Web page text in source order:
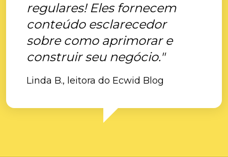
regulares! Eles fornecem
conteúdo esclarecedor
sobre como aprimorar e
construir seu negócio."
Linda B., leitora do Ecwid Blog